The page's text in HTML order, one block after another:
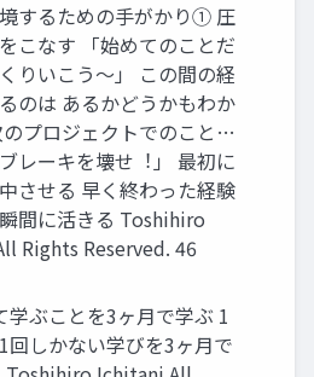
するための⼿がかり① 圧
こなす 「始めてのことだ
りいこう〜」 この間の経
のは あるかどうかもわか
のプロジェクトでのこと…
ブレーキを壊せ︕」 最初に
させる 早く終わった経験
間に活きる Toshihiro
Rights Reserved. 46
学ぶことを3ヶ⽉で学ぶ 1
回しかない学びを3ヶ⽉で